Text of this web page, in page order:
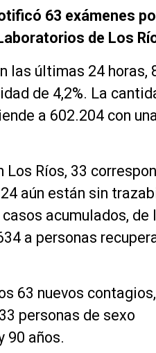
63 exámenes
de Los
las últimas 24 horas,
de 4,2%. La
a 602.204 con una
Ríos, 33
aún están sin
acumulados, de
a personas
63 nuevos
personas de sexo
90 años.